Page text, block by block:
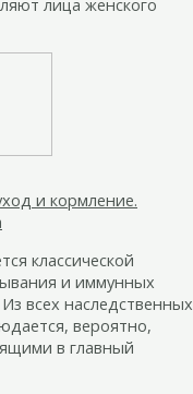
и кормление.
классической
и иммунных
всех наследственных
вероятно,
в главный